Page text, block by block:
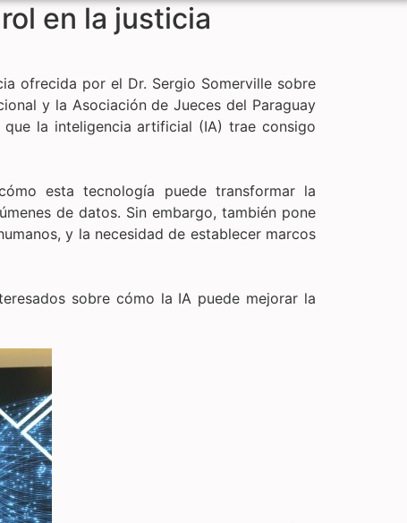
en la justicia
ofrecida por el Dr. Sergio Somerville sobre
y la Asociación de Jueces del Paraguay
la inteligencia artificial (IA) trae consigo
esta tecnología puede transformar la
de datos. Sin embargo, también pone
y la necesidad de establecer marcos
sobre cómo la IA puede mejorar la